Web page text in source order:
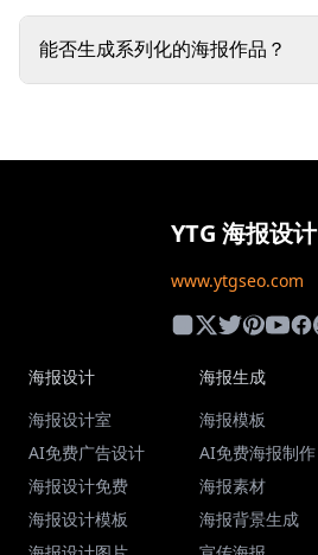
能否生成系列化的海报作品？
YTG 海报设计
www.ytgseo.com
海报设计
海报设计室
AI免费广告设计
海报设计免费
海报设计模板
海报生成
海报模板
AI免费海报制作
海报素材
海报背景生成